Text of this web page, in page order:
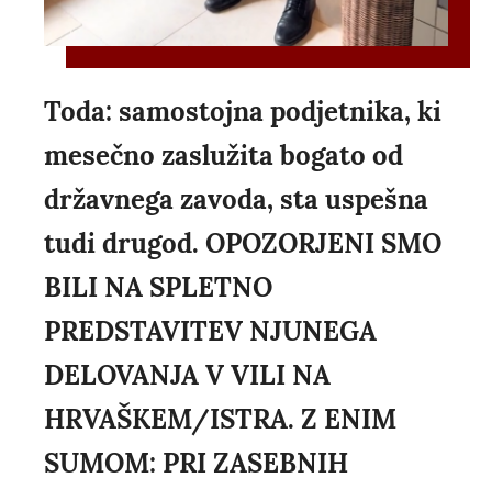
Toda: samostojna podjetnika, ki
mesečno zaslužita bogato od
državnega zavoda, sta uspešna
tudi drugod. OPOZORJENI SMO
BILI NA SPLETNO
PREDSTAVITEV NJUNEGA
DELOVANJA V VILI NA
HRVAŠKEM/ISTRA. Z ENIM
SUMOM: PRI ZASEBNIH